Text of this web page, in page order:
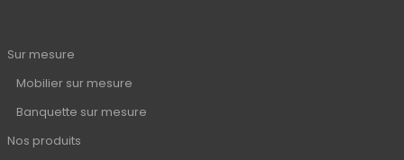
Sur mesure
Mobilier sur mesure
Banquette sur mesure
Nos produits